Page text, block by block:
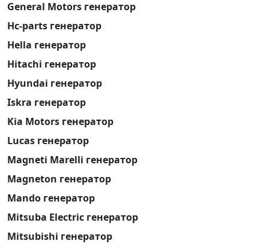
General Motors генератор
Hc-parts генератор
Hella генератор
Hitachi генератор
Hyundai генератор
Iskra генератор
Kia Motors генератор
Lucas генератор
Magneti Marelli генератор
Magneton генератор
Mando генератор
Mitsuba Electric генератор
Mitsubishi генератор